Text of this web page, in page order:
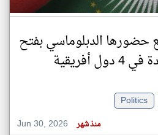
حضورها الدبلوماسي بفتح
أفريقية
Politics
Jun 30, 2026
منذ شهر